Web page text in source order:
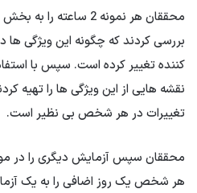
بررسی کردند که چگونه این ویژگی
کننده تغییر کرده است. سپس با
نقشه هایی از این ویژگی ها را تهیه
تغییرات در هر شخص بی نظیر است.
هر شخص یک روز اضافی را به یک